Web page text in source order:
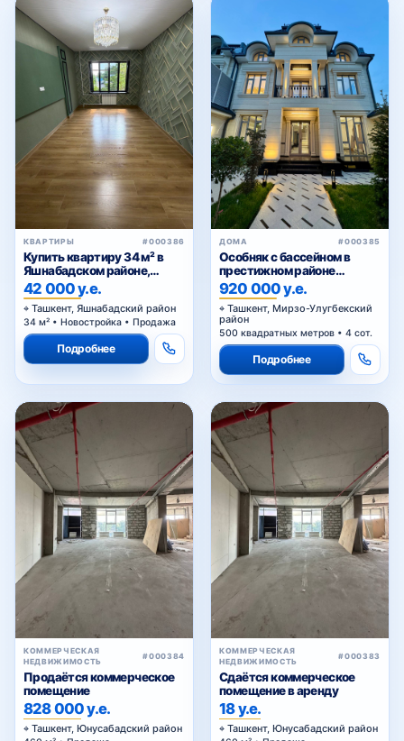
Купить квартиру 34 м² в
Яшнабадском районе,
Асалобод-2 — кирпичный
дом, подходит под офис
42 000 у.е.
Ташкент, Яшнабадский район
34 м² • Новостройка • Продажа
Подробнее
ДОМА #000385
Особняк с бассейном в
престижном районе
Циолковского — для
комфортной и статусной
жизни
920 000 у.е.
Ташкент, Мирзо-Улугбекский
район
500 квадратных метров • 4 сот.
Подробнее
КОММЕРЧЕСКАЯ
#000384
Продаётся коммерческое
помещение
828 000 у.е.
Ташкент, Юнусабадский район
460 м² • Продажа
КОММЕРЧЕСКАЯ
#000383
Сдаётся коммерческое
помещение в аренду
18 у.е.
Ташкент, Юнусабадский район
460 м² • Продажа